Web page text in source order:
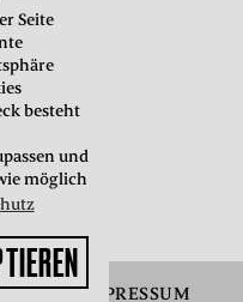
Seite
besteht
und
möglich
IMPRESSUM